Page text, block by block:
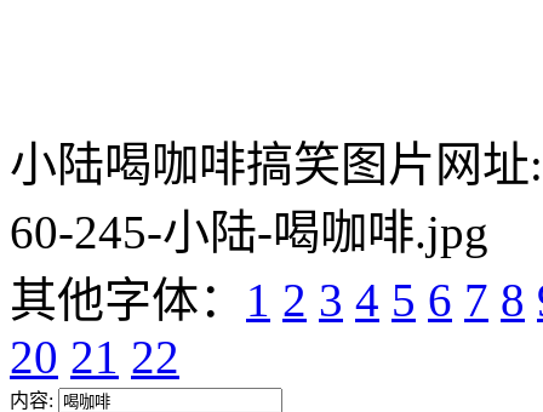
小陆喝咖啡搞笑图片网址
60-245-小陆-喝咖啡.jpg
其他字体： 1 2 3 4 5 6 7 8
20 21 22
内容: